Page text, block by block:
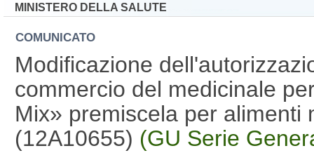
MINISTERO DELLA SALUTE
COMUNICATO
Modificazione
commercio del medicinale
Mix» premiscela per alimenti
(12A10655) (GU Serie